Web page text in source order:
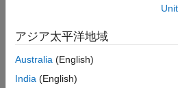
般的に使用されています。フェン
の有限の空間を探索し、視野を通
戦略により、新たに打ち上げられ
TLE ファイルから衛星コン
アジア太平洋地域
Australia (English)
India (English)